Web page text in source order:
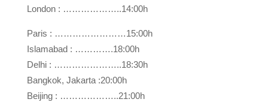
London : ………………..14:00h
Paris : ……………………15:00h
Islamabad : ………….18:00h
Delhi : …………………..18:30h
Bangkok, Jakarta :20:00h
Beijing : ………………..21:00h